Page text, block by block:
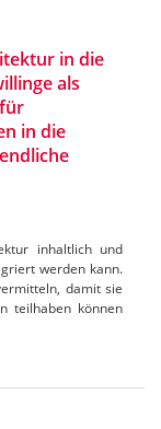
in die
als
in die
inhaltlich und
werden kann.
damit sie
teilhaben können